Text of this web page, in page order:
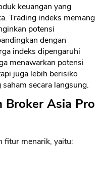
keuangan yang
Trading indeks memang
potensi
dengan
indeks dipengaruhi
menawarkan potensi
juga lebih berisiko
secara langsung.
Broker Asia Pro
fitur menarik, yaitu: